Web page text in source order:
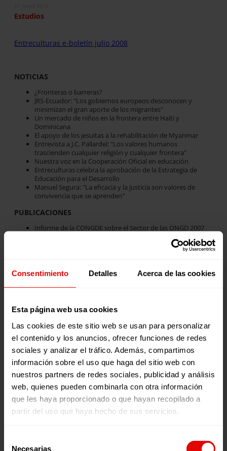
Consentimiento Detalles Acerca de las cookies
Esta página web usa cookies
Las cookies de este sitio web se usan para personalizar
el contenido y los anuncios, ofrecer funciones de redes
sociales y analizar el tráfico. Además, compartimos
información sobre el uso que haga del sitio web con
nuestros partners de redes sociales, publicidad y análisis
web, quienes pueden combinarla con otra información
que les haya proporcionado o que hayan recopilado a
partir del uso que haya hecho de sus servicios.
Necesarias
Estudios
Entreculturas e-boletín julio 2008
NOTICIAS
¿Fronteras o barreras?
JRS-Ecuador: "Los gobiernos europeos desconocen y
minimizan el gran aporte de los migrantes"
Un mercado de niños en la frontera entre Haití y
Dominicana
El apoyo de los jesuitas a la rehabilitación de Myanmar
Entrevista a J.C. Pallardel: "Los valores humanos
trascienden cualquier religión y cualquier frontera"
Nuestra voz en la Cooperación Oficial en educación
Entreculturas celebra la aprobación de la Estrategia de
Educación para el Desarrollo
Manuel Segura: "La eficacia y la justicia son valores de
convivencia que se aprenden"
PUBLICACIONES
Informe de la CONGDE sobre el Sector de las ONGD 2007
Master Universitario en Cooperación Internacional al
Desarrollo
Master Universitario en Migraciones Internacionales
Publicaciones relacionadas: